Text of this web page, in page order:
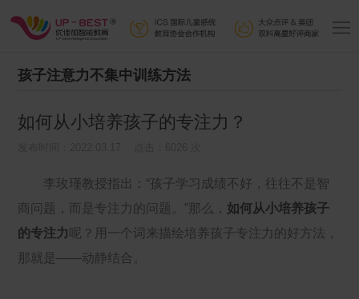
孩子注意力不集中训练方法
如何从小培养孩子的专注力？
李玫瑾教授指出：“孩子学习成绩不好，往往不是智
商问题，而是专注力的问题。”那么， 如何从小培养孩子
的专注力
呢？用一个词来描绘培养孩子专注力的好方法，
那就是——动静结合。